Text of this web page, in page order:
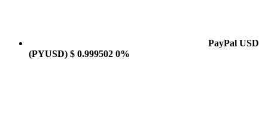
PayPal USD
(PYUSD) $ 0.999502 0%